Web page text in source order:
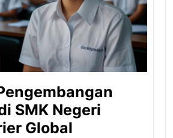
SMK Negeri
Global